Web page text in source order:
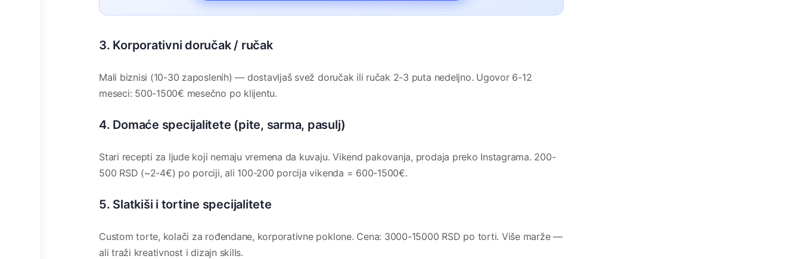
3. Korporativni doručak / ručak
Mali biznisi (10-30 zaposlenih) — dostavljaš svež doručak ili ručak 2-3 puta nedeljno. Ugovor 6-12
meseci: 500-1500€ mesečno po klijentu.
4. Domaće specijalitete (pite, sarma, pasulj)
Stari recepti za ljude koji nemaju vremena da kuvaju. Vikend pakovanja, prodaja preko Instagrama. 200-
500 RSD (~2-4€) po porciji, ali 100-200 porcija vikenda = 600-1500€.
5. Slatkiši i tortine specijalitete
Custom torte, kolači za rođendane, korporativne poklone. Cena: 3000-15000 RSD po torti. Više marže —
ali traži kreativnost i dizajn skills.